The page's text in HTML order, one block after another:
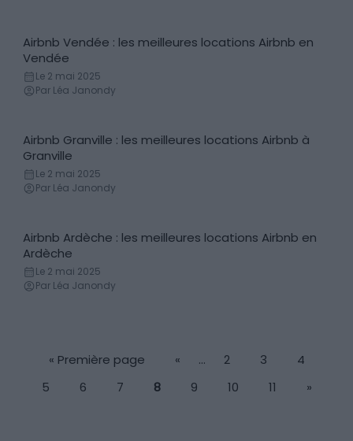
Locations de vacances
Airbnb Vendée : les meilleures locations Airbnb en
Vendée
Le 2 mai 2025
Par Léa Janondy
Locations de vacances
Airbnb Granville : les meilleures locations Airbnb à
Granville
Le 2 mai 2025
Par Léa Janondy
Locations de vacances
Airbnb Ardèche : les meilleures locations Airbnb en
Ardèche
Le 2 mai 2025
Par Léa Janondy
« Première page « … 2 3
4
5
6 7 8 9 10 11 »